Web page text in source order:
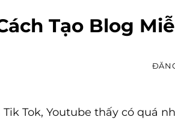
Tạo Blog
Tok, Youtube thấy có quá